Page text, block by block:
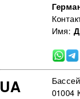
Имя:
UA
01004